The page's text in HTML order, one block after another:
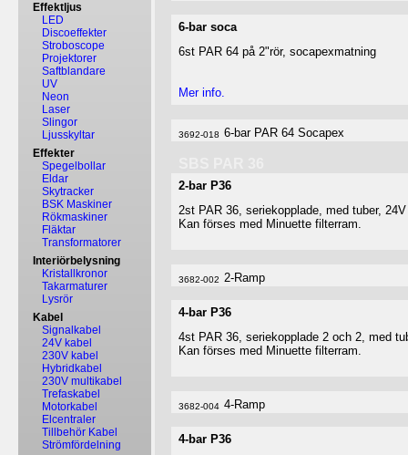
Effektljus
LED
Discoeffekter
Stroboscope
Projektorer
Saftblandare
UV
Neon
Laser
Slingor
Ljusskyltar
Effekter
Spegelbollar
Eldar
Skytracker
BSK Maskiner
Rökmaskiner
Fläktar
Transformatorer
Interiörbelysning
Kristallkronor
Takarmaturer
Lysrör
Kabel
Signalkabel
24V kabel
230V kabel
Hybridkabel
230V multikabel
Trefaskabel
Motorkabel
Elcentraler
Tillbehör Kabel
Strömfördelning
6-bar soca
6st PAR 64 på 2"rör, socapexmatning
Mer info.
3692-018 6-bar PAR 64 Socapex
2-bar P36
2st PAR 36, seriekopplade, med tuber, 24V
Kan förses med Minuette filterram.
3682-002 2-Ramp
4-bar P36
4st PAR 36, seriekopplade 2 och 2, med
Kan förses med Minuette filterram.
3682-004 4-Ramp
4-bar P36